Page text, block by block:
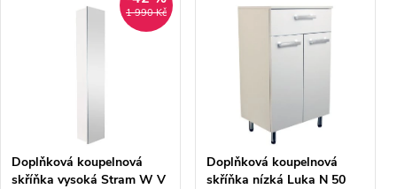
1 990 Kč
Doplňková koupelnová
skříňka vysoká Stram W V
Doplňková koupelnová
skříňka nízká Luka N 50